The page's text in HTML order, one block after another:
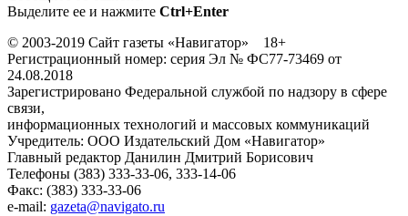
Выделите ее и нажмите Ctrl+Enter
© 2003-2019 Сайт газеты «Навигатор» 18+
Регистрационный номер: серия Эл № ФС77-73469 от
24.08.2018
Зарегистрировано Федеральной службой по надзору в сфере
связи,
информационных технологий и массовых коммуникаций
Учредитель: ООО Издательский Дом «Навигатор»
Главный редактор Данилин Дмитрий Борисович
Телефоны (383) 333-33-06, 333-14-06
Факс: (383) 333-33-06
e-mail: gazeta@navigato.ru